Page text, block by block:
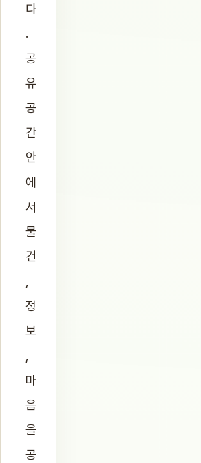
다
.
공
유
공
간
안
에
서
물
건
정
보
마
음
을
공